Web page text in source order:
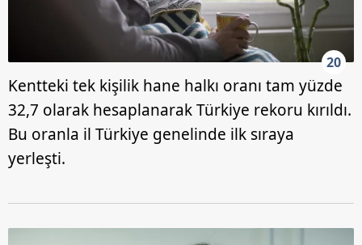
20
Kentteki tek kişilik hane halkı oranı tam yüzde
32,7 olarak hesaplanarak Türkiye rekoru kırıldı.
Bu oranla il Türkiye genelinde ilk sıraya
yerleşti.